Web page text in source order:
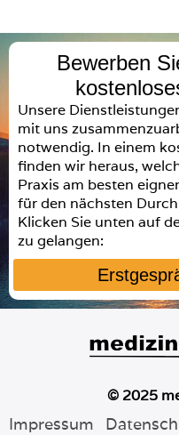
Bewerben
Unsere
mit uns
notwendig. In einem
finden wir heraus,
Praxis am besten
für den nächsten
Klicken Sie unten auf
zu gelangen:
© 2025
Impressum